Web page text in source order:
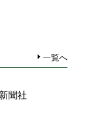
一覧へ
聞社